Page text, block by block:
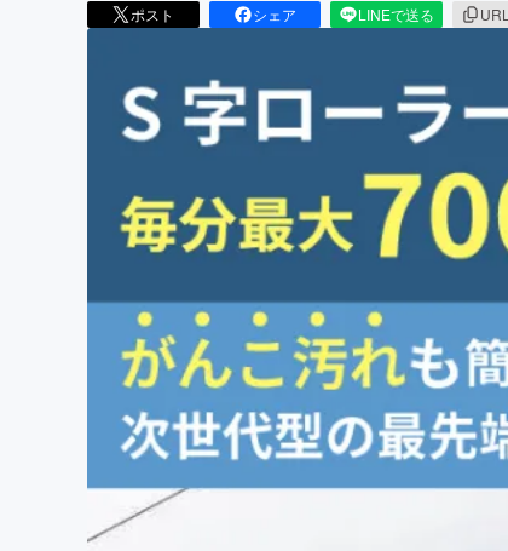
ポスト シェア LINEで送る